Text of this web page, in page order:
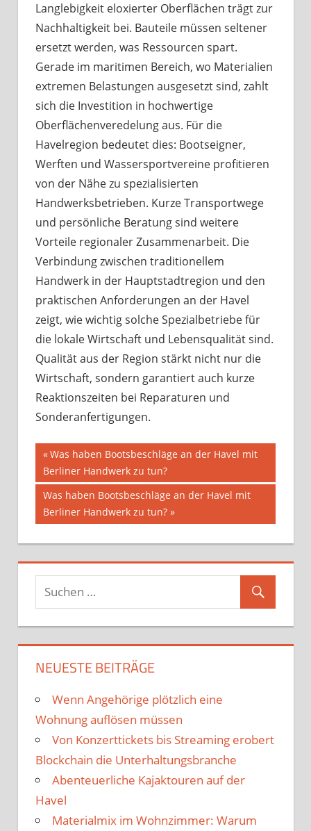
Langlebigkeit eloxierter Oberflächen trägt zur
Nachhaltigkeit bei. Bauteile müssen seltener
ersetzt werden, was Ressourcen spart.
Gerade im maritimen Bereich, wo Materialien
extremen Belastungen ausgesetzt sind, zahlt
sich die Investition in hochwertige
Oberflächenveredelung aus. Für die
Havelregion bedeutet dies: Bootseigner,
Werften und Wassersportvereine profitieren
von der Nähe zu spezialisierten
Handwerksbetrieben. Kurze Transportwege
und persönliche Beratung sind weitere
Vorteile regionaler Zusammenarbeit. Die
Verbindung zwischen traditionellem
Handwerk in der Hauptstadtregion und den
praktischen Anforderungen an der Havel
zeigt, wie wichtig solche Spezialbetriebe für
die lokale Wirtschaft und Lebensqualität sind.
Qualität aus der Region stärkt nicht nur die
Wirtschaft, sondern garantiert auch kurze
Reaktionszeiten bei Reparaturen und
Sonderanfertigungen.
Beitragsnavigation
Vorheriger
Beitrag:
Was haben Bootsbeschläge an der Havel mit
Berliner Handwerk zu tun?
Nächster
Beitrag:
Was haben Bootsbeschläge an der Havel mit
Berliner Handwerk zu tun?
NEUESTE BEITRÄGE
Wenn Angehörige plötzlich eine
Wohnung auflösen müssen
Von Konzerttickets bis Streaming erobert
Blockchain die Unterhaltungsbranche
Abenteuerliche Kajaktouren auf der
Havel
Materialmix im Wohnzimmer: Warum